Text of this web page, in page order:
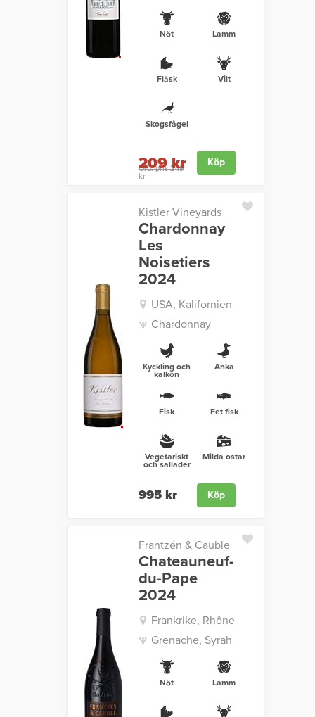
Nöt Lamm
Fläsk Vilt
Skogsfågel
Ord. pris 249
kr
209 kr Köp
Kistler Vineyards
Chardonnay
Les
Noisetiers
2024
USA, Kalifornien
Chardonnay
Kyckling och
kalkon
Anka
Fisk Fet fisk
Vegetariskt
och sallader
Milda ostar
995 kr Köp
Frantzén & Cauble
Chateauneuf-
du-Pape
2024
Frankrike, Rhône
Grenache, Syrah
Nöt Lamm